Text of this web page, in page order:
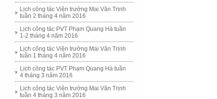
Lịch công tác Viện trưởng Mai Văn Trịnh
tuần 2 tháng 4 năm 2016
Lịch công tác PVT Phạm Quang Hà tuần
1-2 tháng 4 năm 2016
Lịch công tác Viện trưởng Mai Văn Trịnh
tuần 1 tháng 4 năm 2016
Lịch công tác PVT Phạm Quang Hà tuần
4 tháng 3 năm 2016
Lịch công tác Viện trưởng Mai Văn Trịnh
tuần 4 tháng 3 năm 2016